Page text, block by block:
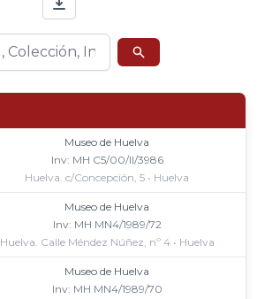
Museo de Huelva
Inv: MH C5/00/II/3986
Huelva. c/Concepción, 5 • Huelva
Museo de Huelva
Inv: MH MN4/1989/72
Huelva. Calle Méndez Núñez, nº 4 • Huelva
Museo de Huelva
Inv: MH MN4/1989/70